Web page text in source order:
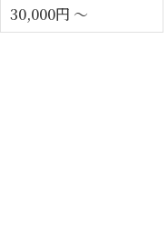
30,000円 ～